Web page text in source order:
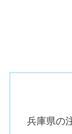
兵庫県の